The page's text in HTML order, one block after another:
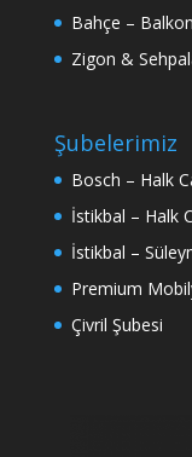
Bahçe –
Zigon &
Şubelerimiz
Bosch – Halk
İstikbal – Halk
İstikbal –
Premium
Çivril Şubesi